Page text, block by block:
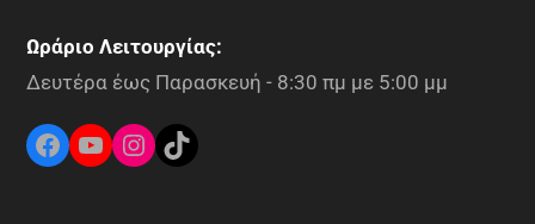
Ωράριο Λειτουργίας:
Δευτέρα έως Παρασκευή - 8:30 πμ με 5:00 μμ